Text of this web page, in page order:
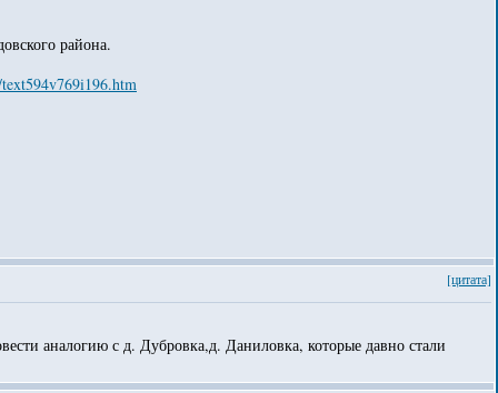
района.
[цитата]
аналогию с д. Дубровка,д. Даниловка, которые давно стали